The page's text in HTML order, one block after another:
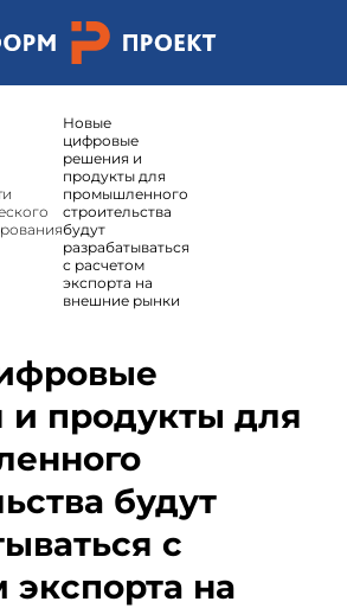
Новые
цифровые
решения и
продукты для
промышленного
строительства
будут
разрабатываться
с расчетом
экспорта на
внешние рынки
продукты для
будут
с
экспорта на